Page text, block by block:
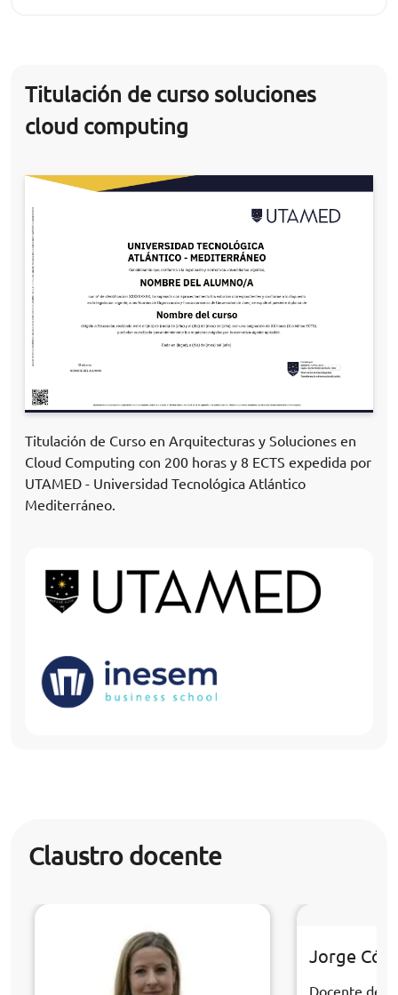
Titulación de curso soluciones
cloud computing
Titulación de Curso en Arquitecturas y Soluciones en
Cloud Computing con 200 horas y 8 ECTS expedida por
UTAMED - Universidad Tecnológica Atlántico
Mediterráneo.
Claustro docente
Jorge
Docente de